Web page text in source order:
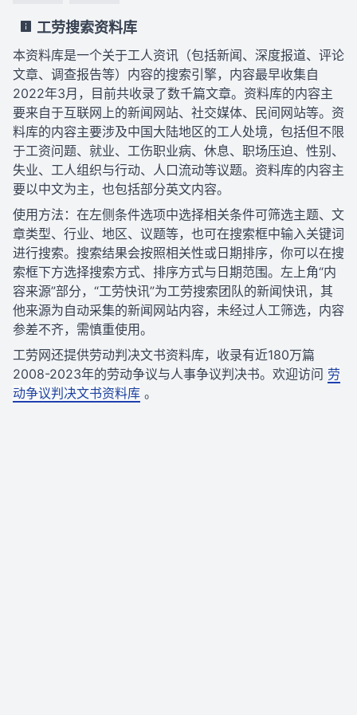
工劳搜索资料库
本资料库是一个关于工人资讯（包括新闻、深度报道、评论
文章、调查报告等）内容的搜索引擎，内容最早收集自
2022年3月，目前共收录了数千篇文章。资料库的内容主
要来自于互联网上的新闻网站、社交媒体、民间网站等。资
料库的内容主要涉及中国大陆地区的工人处境，包括但不限
于工资问题、就业、工伤职业病、休息、职场压迫、性别、
失业、工人组织与行动、人口流动等议题。资料库的内容主
要以中文为主，也包括部分英文内容。
使用方法：在左侧条件选项中选择相关条件可筛选主题、文
章类型、行业、地区、议题等，也可在搜索框中输入关键词
进行搜索。搜索结果会按照相关性或日期排序，你可以在搜
索框下方选择搜索方式、排序方式与日期范围。左上角“内
容来源”部分，“工劳快讯”为工劳搜索团队的新闻快讯，其
他来源为自动采集的新闻网站内容，未经过人工筛选，内容
参差不齐，需慎重使用。
工劳网还提供劳动判决文书资料库，收录有近180万篇
2008-2023年的劳动争议与人事争议判决书。欢迎访问 劳
动争议判决文书资料库 。